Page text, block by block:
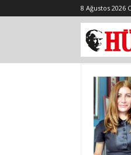
8 Ağustos 2026